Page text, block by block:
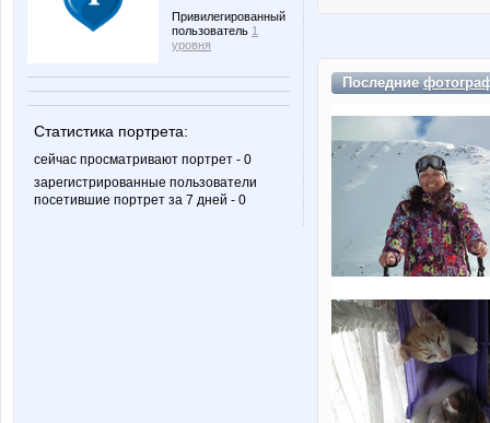
Привилегированный
пользователь 1
уровня
Статистика портрета:
сейчас просматривают портрет - 0
зарегистрированные пользователи
посетившие портрет за 7 дней - 0
Последние